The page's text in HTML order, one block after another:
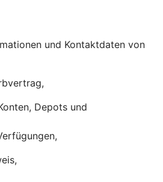
und Kontaktdaten von
Depots und